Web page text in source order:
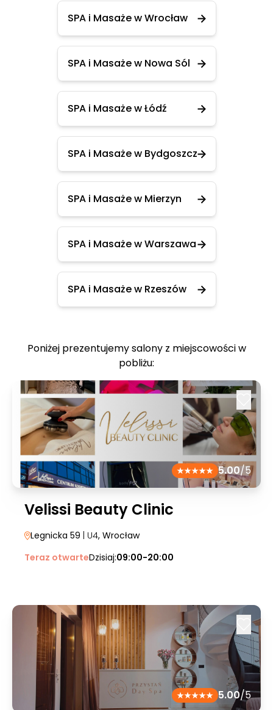
SPA i Masaże w Wrocław
SPA i Masaże w Nowa Sól
SPA i Masaże w Łódź
SPA i Masaże w Bydgoszcz
SPA i Masaże w Mierzyn
SPA i Masaże w Warszawa
SPA i Masaże w Rzeszów
Poniżej prezentujemy salony z miejscowości w
pobliżu:
5.00/5
Velissi Beauty Clinic
Legnicka 59 | U4, Wrocław
Teraz otwarteDzisiaj:09:00-20:00
5.00/5